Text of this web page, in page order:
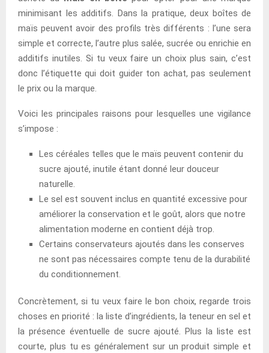
minimisant les additifs. Dans la pratique, deux boîtes de
maïs peuvent avoir des profils très différents : l’une sera
simple et correcte, l’autre plus salée, sucrée ou enrichie en
additifs inutiles. Si tu veux faire un choix plus sain, c’est
donc l’étiquette qui doit guider ton achat, pas seulement
le prix ou la marque.
Voici les principales raisons pour lesquelles une vigilance
s’impose :
Les céréales telles que le maïs peuvent contenir du
sucre ajouté, inutile étant donné leur douceur
naturelle.
Le sel est souvent inclus en quantité excessive pour
améliorer la conservation et le goût, alors que notre
alimentation moderne en contient déjà trop.
Certains conservateurs ajoutés dans les conserves
ne sont pas nécessaires compte tenu de la durabilité
du conditionnement.
Concrètement, si tu veux faire le bon choix, regarde trois
choses en priorité : la liste d’ingrédients, la teneur en sel et
la présence éventuelle de sucre ajouté. Plus la liste est
courte, plus tu es généralement sur un produit simple et